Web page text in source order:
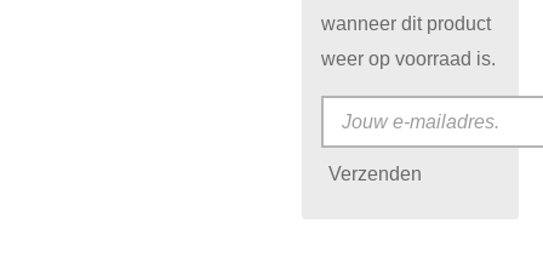
wanneer dit product
weer op voorraad is.
Verzenden